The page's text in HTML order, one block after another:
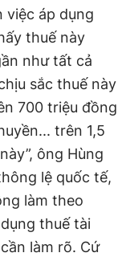
việc áp dụng
thuế này
như tất cả
sắc thuế này
700 triệu đồng
trên 1,5
ông Hùng
lệ quốc tế,
làm theo
thuế tài
làm rõ. Cứ